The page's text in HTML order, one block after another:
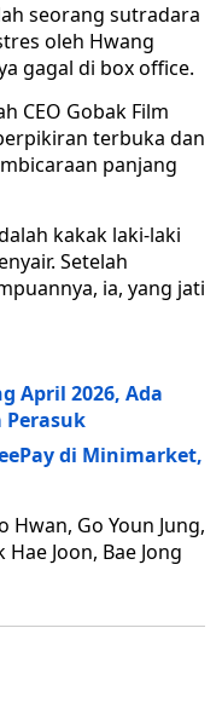
seorang sutradara
oleh Hwang
gagal di box office.
CEO Gobak Film
terbuka dan
panjang
kakak laki-laki
Setelah
ia, yang jati
April 2026, Ada
Perasuk
di Minimarket,
Go Youn Jung,
Joon, Bae Jong